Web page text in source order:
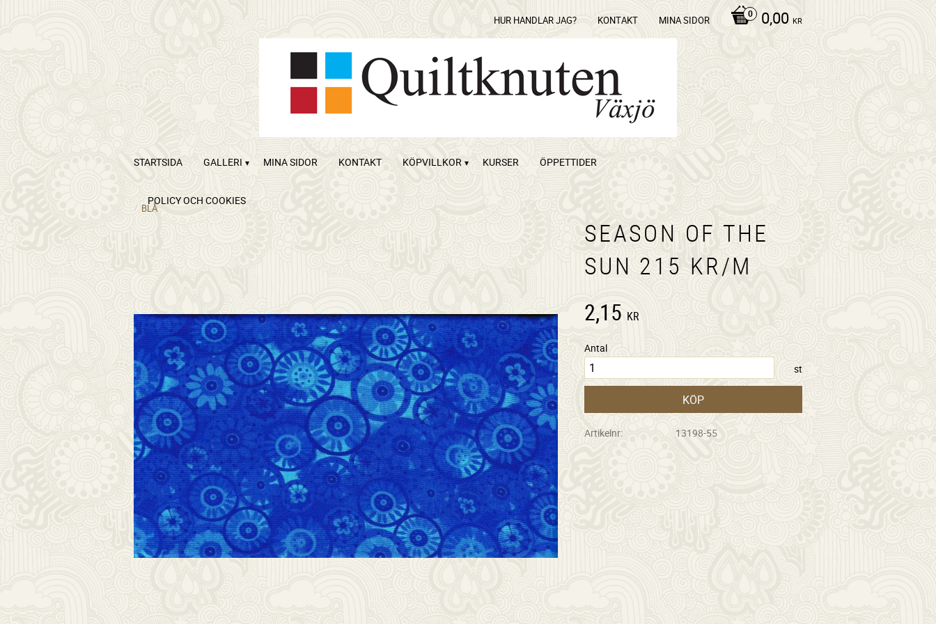
0,00 KR
HUR HANDLAR JAG? KONTAKT MINA SIDOR
STARTSIDA GALLERI MINA SIDOR KONTAKT KÖPVILLKOR KURSER ÖPPETTIDER
POLICY OCH COOKIES
BLÅ
SEASON OF THE
SUN 215 KR/M
2,15 KR
Antal
st
KÖP
Artikelnr 13198-55